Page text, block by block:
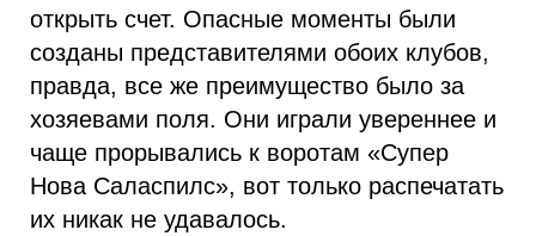
открыть счет. Опасные моменты были
созданы представителями обоих клубов,
правда, все же преимущество было за
хозяевами поля. Они играли увереннее и
чаще прорывались к воротам «Супер
Нова Саласпилс», вот только распечатать
их никак не удавалось.